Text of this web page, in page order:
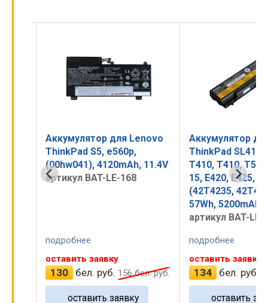
Аккумулятор для Lenovo
ThinkPad SL410, SL510,
T410, T410, T510, Edge 14,
15, E420, E425, E520, (55+)
подробнее
оставить заявку
134 бел. руб. 161бел. руб.
оставить заявку
Аккумулятор
ThinkPad SL410,
T410, T410,
15, E420, E425,
(55+) (42T4235,
55+, 48Wh,
артикул BAT-LE-
подробнее
оставить заявку
107 бел. руб.
оставить